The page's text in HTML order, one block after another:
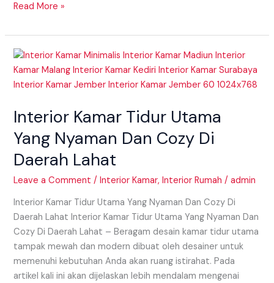
Read More »
Interior Kamar Tidur Utama
Yang Nyaman Dan Cozy Di
Daerah Lahat
Leave a Comment /Interior Kamar,Interior Rumah /admin
Interior Kamar Tidur Utama Yang Nyaman Dan Cozy Di
Daerah Lahat Interior Kamar Tidur Utama Yang Nyaman Dan
Cozy Di Daerah Lahat – Beragam desain kamar tidur utama
tampak mewah dan modern dibuat oleh desainer untuk
memenuhi kebutuhan Anda akan ruang istirahat. Pada
artikel kali ini akan dijelaskan lebih mendalam mengenai
Interior
Kamar
Tidur
Yang
Dan
Cozy
Lahat